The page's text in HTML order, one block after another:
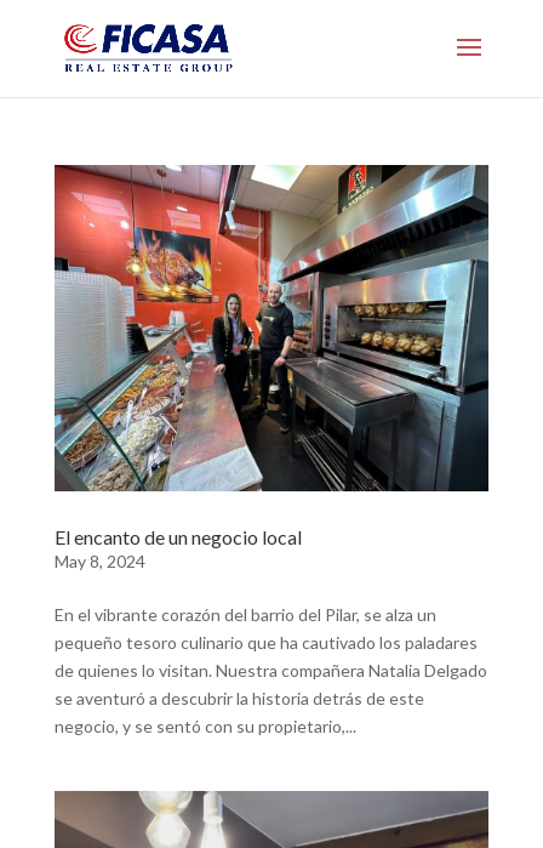
El encanto de un negocio local
May 8, 2024
En el vibrante corazón del barrio del Pilar, se alza un
pequeño tesoro culinario que ha cautivado los paladares
de quienes lo visitan. Nuestra compañera Natalia Delgado
se aventuró a descubrir la historia detrás de este
negocio, y se sentó con su propietario,...